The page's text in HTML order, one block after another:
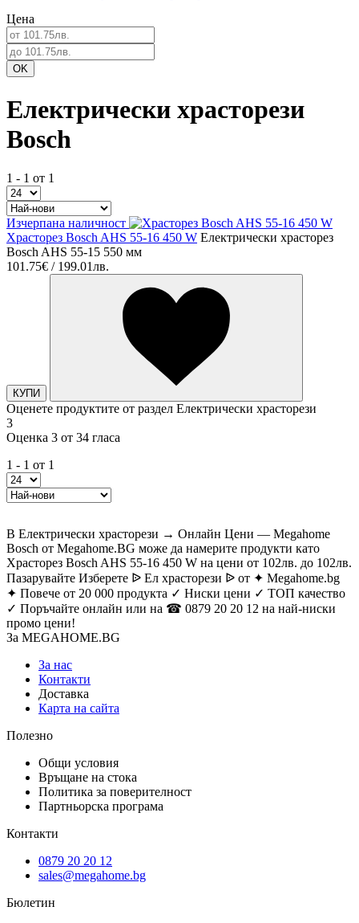
Цена
Електрически храсторези
Bosch
1 - 1 от 1
Изчерпана наличност
Храсторез Bosch AHS 55-16 450 W Електрически храсторез
Bosch AHS 55-15 550 мм
101.75€ / 199.01лв.
КУПИ
Оценете продуктите от раздел Електрически храсторези
3
Оценка 3 от 34 гласа
1 - 1 от 1
В Електрически храсторези → Онлайн Цени — Megahome
Bosch от Megahome.BG може да намерите продукти като
Храсторез Bosch AHS 55-16 450 W на цени от 102лв. до 102лв.
Пазарувайте Изберете ᐉ Ел храсторези ᐉ от ✦ Megahome.bg
✦ Повече от 20 000 продукта ✓ Ниски цени ✓ ТОП качество
✓ Поръчайте онлайн или на ☎ 0879 20 20 12 на най-ниски
промо цени!
За MEGAHOME.BG
За нас
Контакти
Доставка
Карта на сайта
Полезно
Общи условия
Връщане на стока
Политика за поверителност
Партньорска програма
Контакти
0879 20 20 12
sales@megahome.bg
Бюлетин